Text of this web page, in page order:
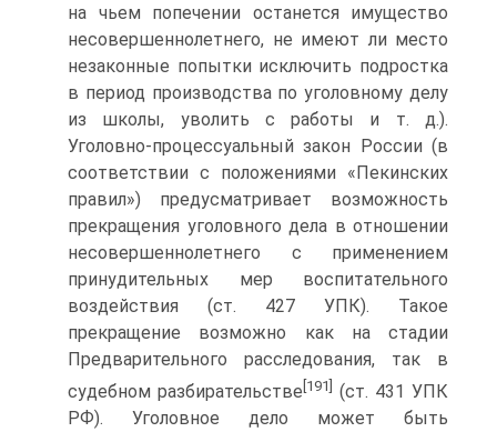
на чьем попечении останется имущество
несовершеннолетнего, не имеют ли место
незаконные попытки исключить подростка
в период производства по уголовному делу
из школы, уволить с работы и т. д.).
Уголовно‑процессуальный закон России (в
соответствии с положениями «Пекинских
правил») предусматривает возможность
прекращения уголовного дела в отношении
несовершеннолетнего с применением
принудительных мер воспитательного
воздействия (ст. 427 УПК). Такое
прекращение возможно как на стадии
Предварительного расследования, так в
судебном разбирательстве [191] (ст. 431 УПК
РФ). Уголовное дело может быть